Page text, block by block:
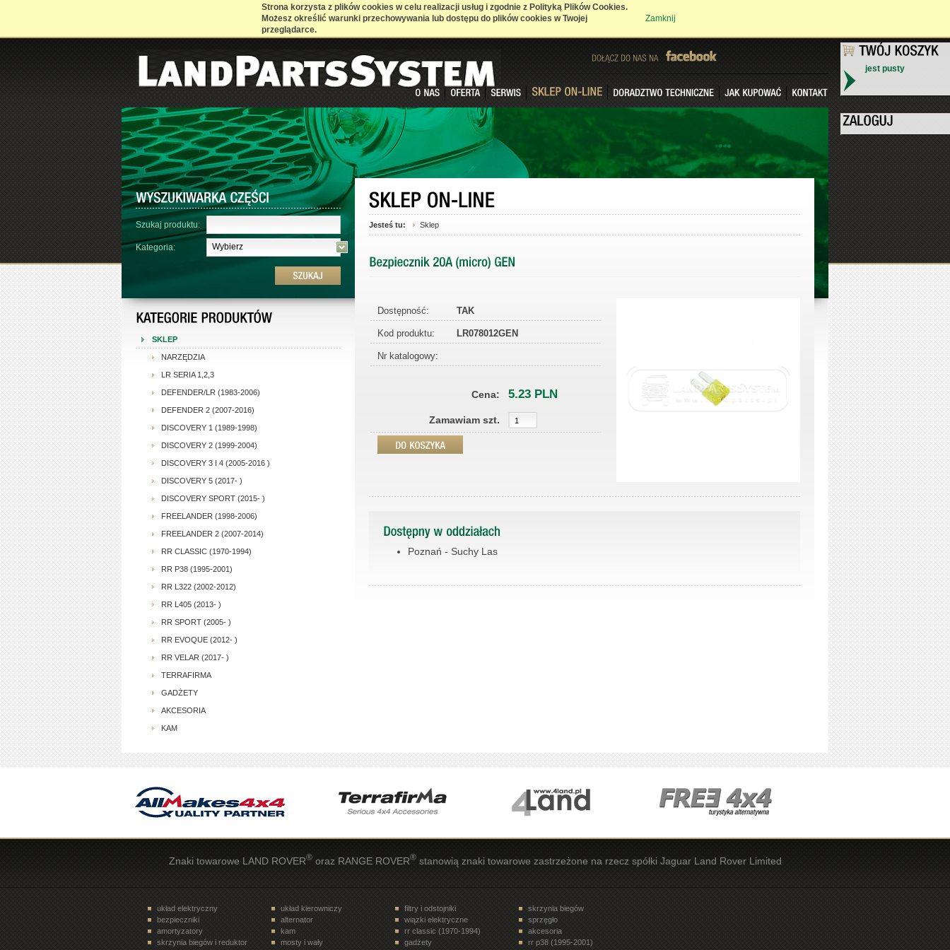
Strona korzysta z plików cookies w celu realizacji usług i zgodnie z Polityką Plików Cookies.
Możesz określić warunki przechowywania lub dostępu do plików cookies w Twojej
przeglądarce.
Zamknij
Szukaj produktu:
Kategoria: Wybierz
jest pusty
SKLEP
NARZĘDZIA
LR SERIA 1,2,3
DEFENDER/LR (1983-2006)
DEFENDER 2 (2007-2016)
DISCOVERY 1 (1989-1998)
DISCOVERY 2 (1999-2004)
DISCOVERY 3 I 4 (2005-2016 )
DISCOVERY 5 (2017- )
DISCOVERY SPORT (2015- )
FREELANDER (1998-2006)
FREELANDER 2 (2007-2014)
RR CLASSIC (1970-1994)
RR P38 (1995-2001)
RR L322 (2002-2012)
RR L405 (2013- )
RR SPORT (2005- )
RR EVOQUE (2012- )
RR VELAR (2017- )
TERRAFIRMA
GADŻETY
AKCESORIA
KAM
Jesteś tu: Sklep
Dostępność: TAK
Kod produktu: LR078012GEN
Nr katalogowy:
Cena: 5.23 PLN
Zamawiam szt.
Poznań - Suchy Las
Znaki towarowe LAND ROVER®oraz RANGE ROVER®stanowią znaki towarowe zastrzeżone na rzecz spółki Jaguar Land Rover Limited
układ elektryczny układ kierowniczy filtry i odstojniki
skrzynia biegów
bezpieczniki
alternator wiązki elektryczne
sprzęgło
amortyzatory
kam rr classic (1970-1994)
akcesoria
skrzynia biegów i reduktor
mosty i wały gadżety
rr p38 (1995-2001)